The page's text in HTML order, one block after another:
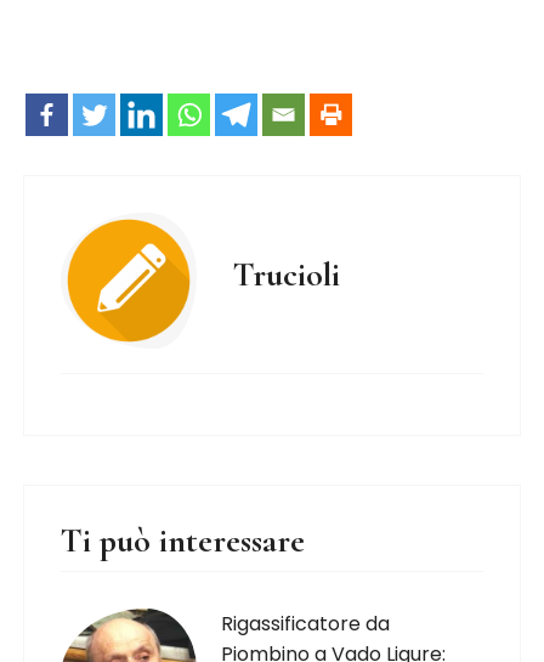
Trucioli
Ti può interessare
Rigassificatore da
Piombino a Vado Ligure: